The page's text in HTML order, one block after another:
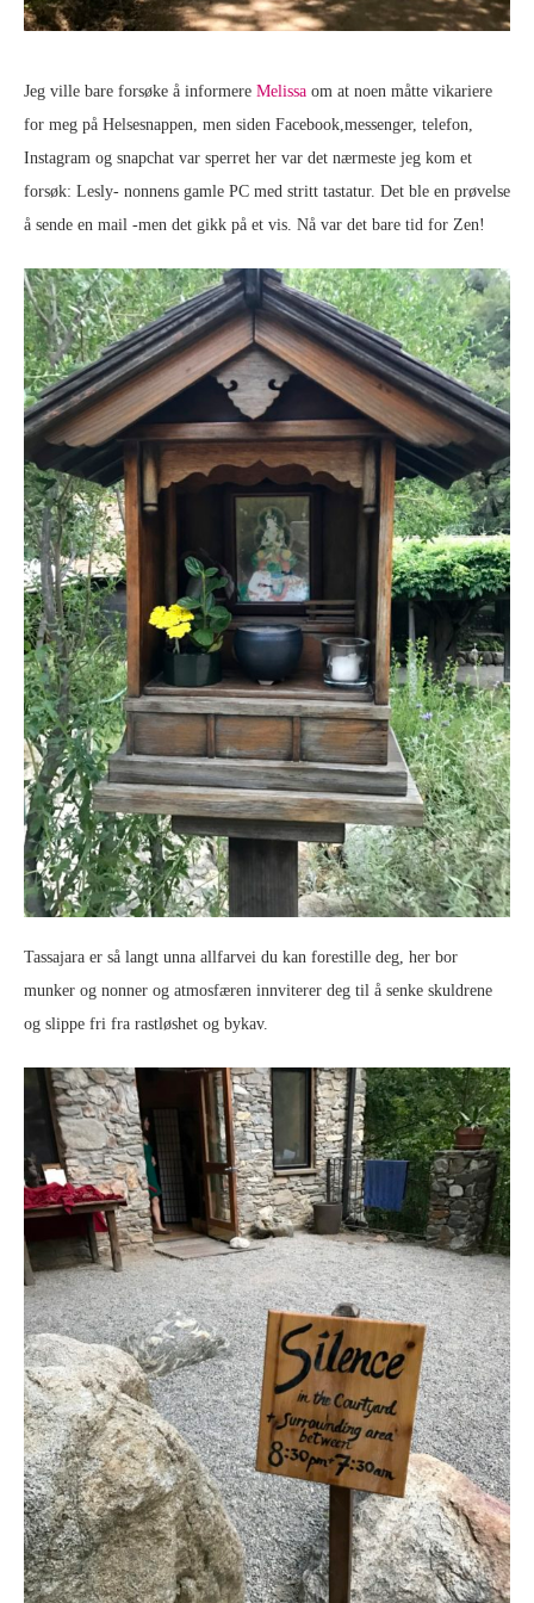
Jeg ville bare forsøke å informere Melissa om at noen måtte vikariere
for meg på Helsesnappen, men siden Facebook,messenger, telefon,
Instagram og snapchat var sperret her var det nærmeste jeg kom et
forsøk: Lesly- nonnens gamle PC med stritt tastatur. Det ble en prøvelse
å sende en mail -men det gikk på et vis. Nå var det bare tid for Zen!
Tassajara er så langt unna allfarvei du kan forestille deg, her bor
munker og nonner og atmosfæren innviterer deg til å senke skuldrene
og slippe fri fra rastløshet og bykav.